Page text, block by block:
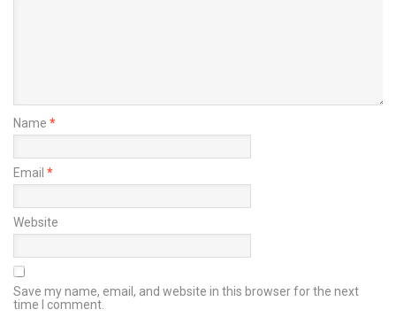
Name *
Email *
Website
Save my name, email, and website in this browser for the next
time I comment.